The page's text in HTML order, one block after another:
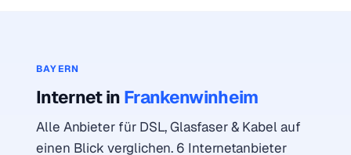
BAYERN
Internet in Frankenwinheim
Alle Anbieter für DSL, Glasfaser & Kabel auf
einen Blick verglichen. 6 Internetanbieter